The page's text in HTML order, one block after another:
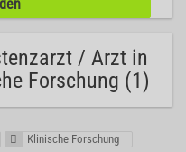
/ Arzt in
Forschung (1)
Klinische Forschung